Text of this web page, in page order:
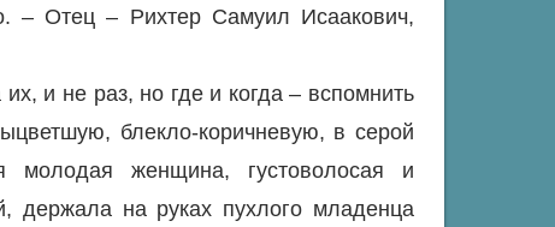
– Отец – Рихтер Самуил Исаакович,
и не раз, но где и когда – вспомнить
блекло-коричневую, в серой
молодая женщина, густоволосая и
держала на руках пухлого младенца